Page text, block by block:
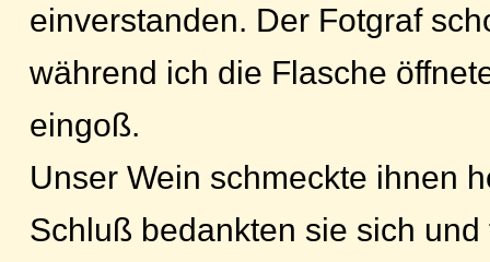
einverstanden. Der Fotgraf
während ich die Flasche
eingoß.
Unser Wein schmeckte ihnen
Schluß bedankten sie sich